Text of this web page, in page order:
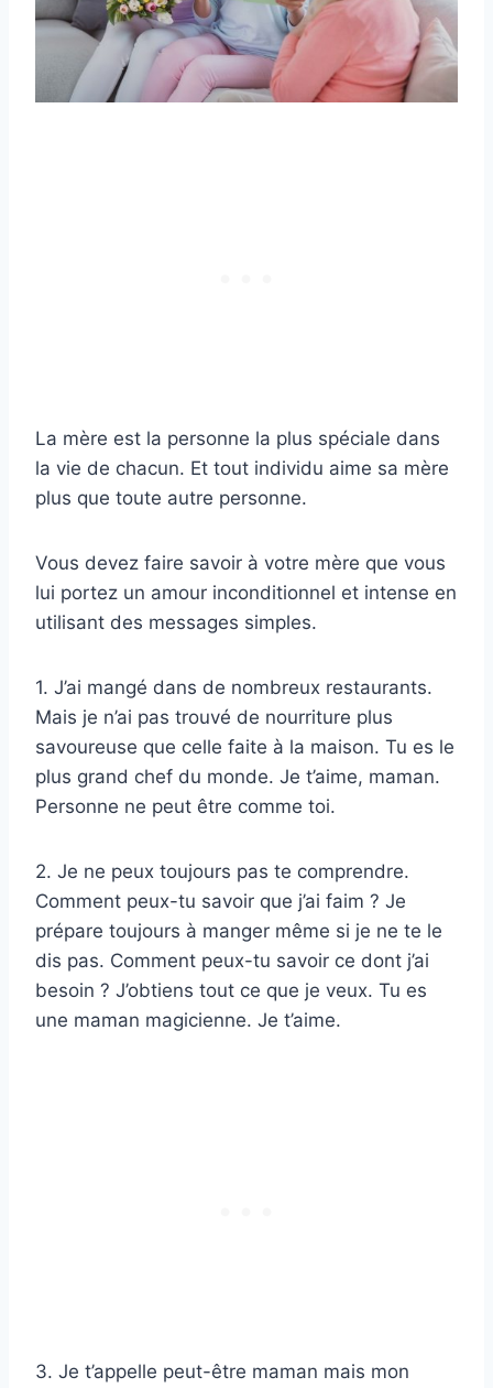
La mère est la personne la plus spéciale dans
la vie de chacun. Et tout individu aime sa mère
plus que toute autre personne.
Vous devez faire savoir à votre mère que vous
lui portez un amour inconditionnel et intense en
utilisant des messages simples.
1. J’ai mangé dans de nombreux restaurants.
Mais je n’ai pas trouvé de nourriture plus
savoureuse que celle faite à la maison. Tu es le
plus grand chef du monde. Je t’aime, maman.
Personne ne peut être comme toi.
2. Je ne peux toujours pas te comprendre.
Comment peux-tu savoir que j’ai faim ? Je
prépare toujours à manger même si je ne te le
dis pas. Comment peux-tu savoir ce dont j’ai
besoin ? J’obtiens tout ce que je veux. Tu es
une maman magicienne. Je t’aime.
3. Je t’appelle peut-être maman mais mon